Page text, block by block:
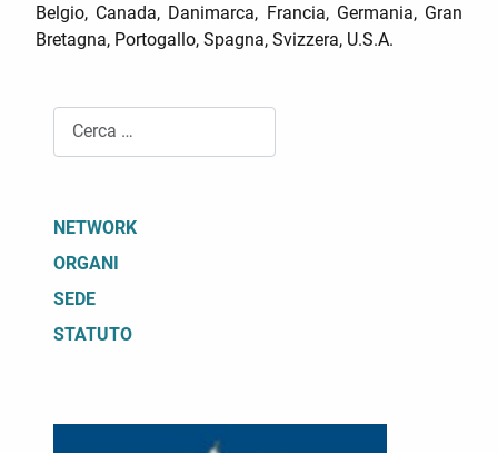
Belgio, Canada, Danimarca, Francia, Germania, Gran
Bretagna, Portogallo, Spagna, Svizzera, U.S.A.
NETWORK
ORGANI
SEDE
STATUTO